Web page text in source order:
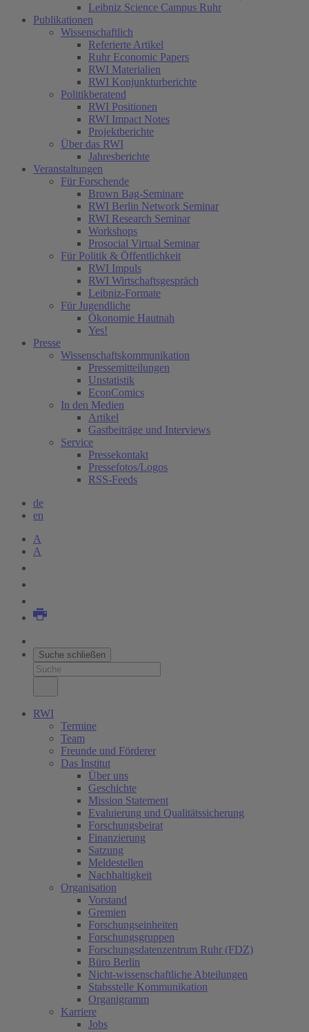
Leibniz Science Campus Ruhr
Publikationen
Wissenschaftlich
Referierte Artikel
Ruhr Economic Papers
RWI Materialien
RWI Konjunkturberichte
Politikberatend
RWI Positionen
RWI Impact Notes
Projektberichte
Über das RWI
Jahresberichte
Veranstaltungen
Für Forschende
Brown Bag-Seminare
RWI Berlin Network Seminar
RWI Research Seminar
Workshops
Prosocial Virtual Seminar
Für Politik & Öffentlichkeit
RWI Impuls
RWI Wirtschaftsgespräch
Leibniz-Formate
Für Jugendliche
Ökonomie Hautnah
Yes!
Presse
Wissenschaftskommunikation
Pressemitteilungen
Unstatistik
EconComics
In den Medien
Artikel
Gastbeiträge und Interviews
Service
Pressekontakt
Pressefotos/Logos
RSS-Feeds
de
en
A
A
Suche schließen
RWI
Termine
Team
Freunde und Förderer
Das Institut
Über uns
Geschichte
Mission Statement
Evaluierung und Qualitätssicherung
Forschungsbeirat
Finanzierung
Satzung
Meldestellen
Nachhaltigkeit
Organisation
Vorstand
Gremien
Forschungseinheiten
Forschungsgruppen
Forschungsdatenzentrum Ruhr (FDZ)
Büro Berlin
Nicht-wissenschaftliche Abteilungen
Stabsstelle Kommunikation
Organigramm
Karriere
Jobs